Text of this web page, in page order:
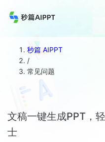
秒篇 AIPPT
/
常见问题
文稿一键生成PPT，
士